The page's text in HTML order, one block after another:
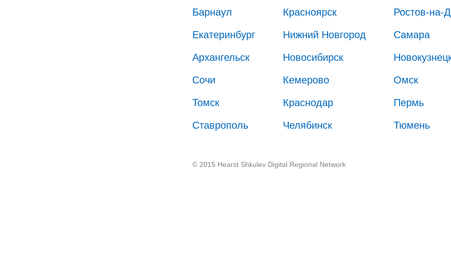
Барнаул
Красноярск Ростов-на-
Екатеринбург Нижний Новгород Самара
Архангельск Новосибирск
Сочи Кемерово Омск
Томск Краснодар Пермь
Ставрополь Челябинск Тюмень
© 2015 Hearst Shkulev Digital Regional Network